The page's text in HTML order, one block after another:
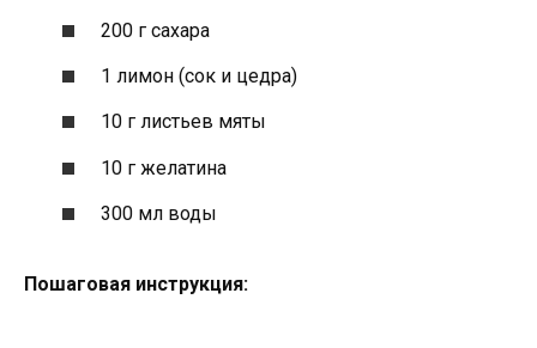
200 г сахара
1 лимон (сок и цедра)
10 г листьев мяты
10 г желатина
300 мл воды
Пошаговая инструкция: